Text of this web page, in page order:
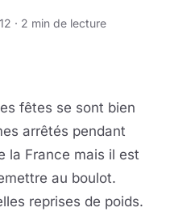
· 2 min de lecture
fêtes se sont bien
arrêtés pendant
la France mais il est
au boulot.
reprises de poids.